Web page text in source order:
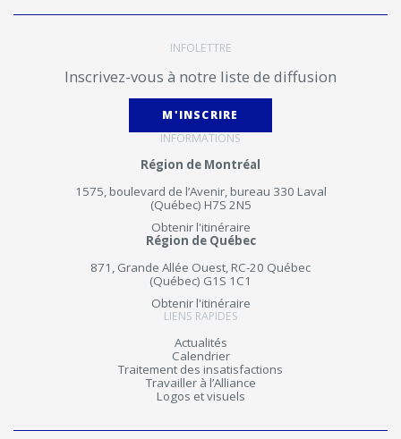
INFOLETTRE
Inscrivez-vous à notre liste de diffusion
M'INSCRIRE
INFORMATIONS
Région de Montréal
1575, boulevard de l’Avenir, bureau 330 Laval
(Québec) H7S 2N5
Obtenir l'itinéraire
Région de Québec
871, Grande Allée Ouest, RC-20 Québec
(Québec) G1S 1C1
Obtenir l'itinéraire
LIENS RAPIDES
Actualités
Calendrier
Traitement des insatisfactions
Travailler à l’Alliance
Logos et visuels